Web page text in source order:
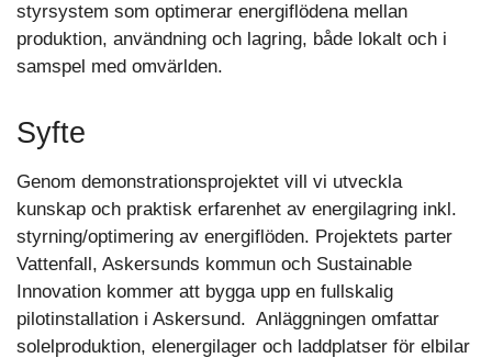
styrsystem som optimerar energiflödena mellan
produktion, användning och lagring, både lokalt och i
samspel med omvärlden.
Syfte
Genom demonstrationsprojektet vill vi utveckla
kunskap och praktisk erfarenhet av energilagring inkl.
styrning/optimering av energiflöden. Projektets parter
Vattenfall, Askersunds kommun och Sustainable
Innovation kommer att bygga upp en fullskalig
pilotinstallation i Askersund. Anläggningen omfattar
solelproduktion, elenergilager och laddplatser för elbilar